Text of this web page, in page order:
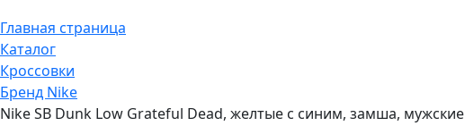
Главная страница
Каталог
Кроссовки
Бренд Nike
Nike SB Dunk Low Grateful Dead, желтые с синим, замша, мужские